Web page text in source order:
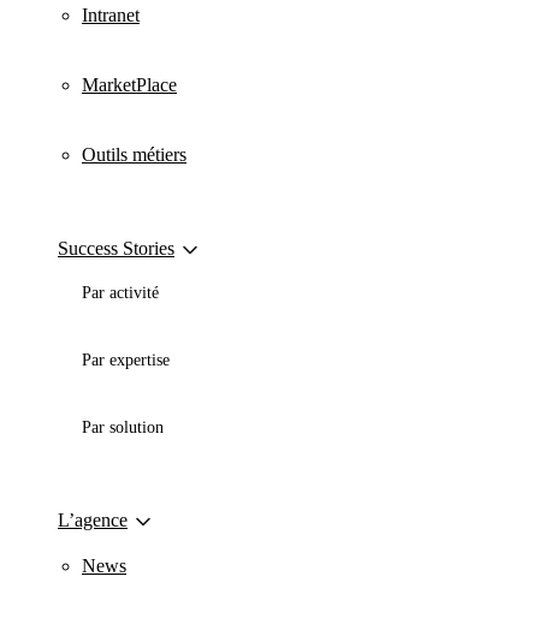
Intranet
MarketPlace
Outils métiers
Success Stories
Par activité
Par expertise
Par solution
L’agence
News